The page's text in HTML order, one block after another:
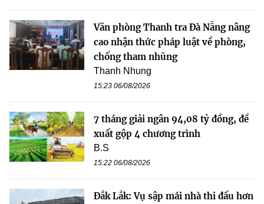
Văn phòng Thanh tra Đà Nẵng nâng
cao nhận thức pháp luật về phòng,
chống tham nhũng
Thanh Nhung
15:23 06/08/2026
7 tháng giải ngân 94,08 tỷ đồng, đề
xuất gộp 4 chương trình
B.S
15:22 06/08/2026
Đắk Lắk: Vụ sập mái nhà thi đấu hơn